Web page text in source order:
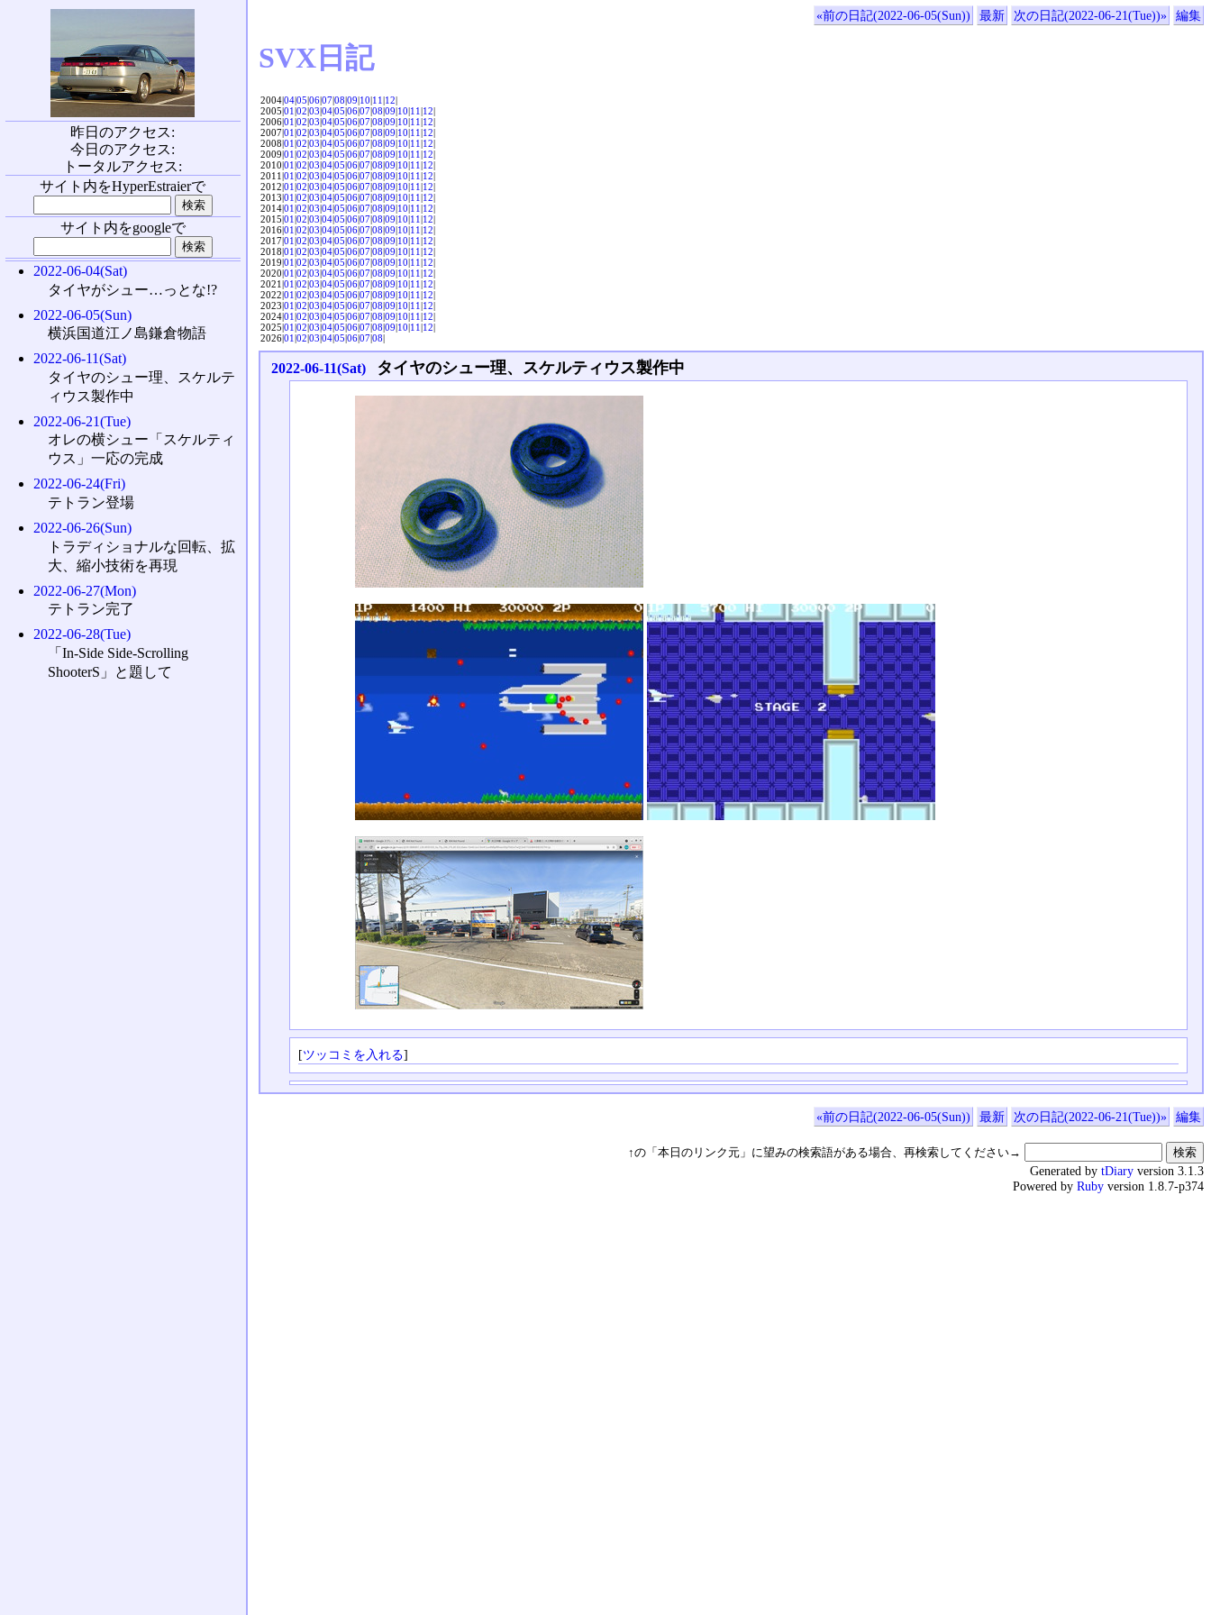
«前の日記(2022-06-05(Sun)) 最新 次の日記(2022-06-21(Tue))» 編集
SVX日記
2004|04|05|06|07|08|09|10|11|12|
2005|01|02|03|04|05|06|07|08|09|10|11|12|
2006|01|02|03|04|05|06|07|08|09|10|11|12|
2007|01|02|03|04|05|06|07|08|09|10|11|12|
2008|01|02|03|04|05|06|07|08|09|10|11|12|
2009|01|02|03|04|05|06|07|08|09|10|11|12|
2010|01|02|03|04|05|06|07|08|09|10|11|12|
2011|01|02|03|04|05|06|07|08|09|10|11|12|
2012|01|02|03|04|05|06|07|08|09|10|11|12|
2013|01|02|03|04|05|06|07|08|09|10|11|12|
2014|01|02|03|04|05|06|07|08|09|10|11|12|
2015|01|02|03|04|05|06|07|08|09|10|11|12|
2016|01|02|03|04|05|06|07|08|09|10|11|12|
2017|01|02|03|04|05|06|07|08|09|10|11|12|
2018|01|02|03|04|05|06|07|08|09|10|11|12|
2019|01|02|03|04|05|06|07|08|09|10|11|12|
2020|01|02|03|04|05|06|07|08|09|10|11|12|
2021|01|02|03|04|05|06|07|08|09|10|11|12|
2022|01|02|03|04|05|06|07|08|09|10|11|12|
2023|01|02|03|04|05|06|07|08|09|10|11|12|
2024|01|02|03|04|05|06|07|08|09|10|11|12|
2025|01|02|03|04|05|06|07|08|09|10|11|12|
2026|01|02|03|04|05|06|07|08|
2022-06-11(Sat) タイヤのシュー理、スケルティウス製作中
[ツッコミを入れる]
«前の日記(2022-06-05(Sun)) 最新 次の日記(2022-06-21(Tue))» 編集
↑の「本日のリンク元」に望みの検索語がある場合、再検索してください→
昨日のアクセス:
今日のアクセス:
トータルアクセス:
サイト内をHyperEstraierで
サイト内をgoogleで
2022-06-04(Sat)
タイヤがシュー…っとな!?
2022-06-05(Sun)
横浜国道江ノ島鎌倉物語
2022-06-11(Sat)
タイヤのシュー理、スケルテ
ィウス製作中
2022-06-21(Tue)
オレの横シュー「スケルティ
ウス」一応の完成
2022-06-24(Fri)
テトラン登場
2022-06-26(Sun)
トラディショナルな回転、拡
大、縮小技術を再現
2022-06-27(Mon)
テトラン完了
2022-06-28(Tue)
「In-Side Side-Scrolling
ShooterS」と題して
Generated by tDiary version 3.1.3
Powered by Ruby version 1.8.7-p374